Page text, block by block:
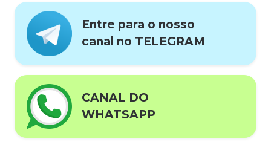
Entre para o nosso
canal no TELEGRAM
CANAL DO
WHATSAPP